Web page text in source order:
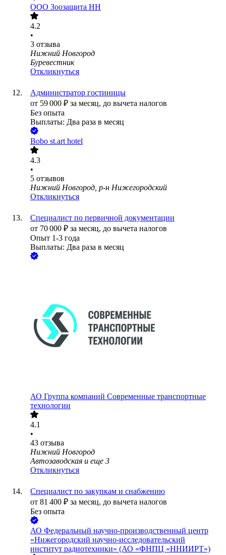
ООО Зоозащита НН
4.2
•
3 отзыва
Нижний Новгород
Буревестник
Откликнуться
Администратор гостиницы
от 59 000 ₽ за месяц, до вычета налогов
Без опыта
Выплаты: Два раза в месяц
Bobo st.art hotel
4.3
•
5 отзывов
Нижний Новгород, р-н Нижегородский
Откликнуться
Специалист по первичной документации
от 70 000 ₽ за месяц, до вычета налогов
Опыт 1-3 года
Выплаты: Два раза в месяц
АО Группа компаний Современные транспортные
технологии
4.1
•
43 отзыва
Нижний Новгород
Автозаводская и еще 3
Откликнуться
Специалист по закупкам и снабжению
от 81 400 ₽ за месяц, до вычета налогов
Без опыта
АО Федеральный научно-производственный центр
«Нижегородский научно-исследовательский
институт радиотехники» (АО «ФНПЦ «ННИИРТ»)